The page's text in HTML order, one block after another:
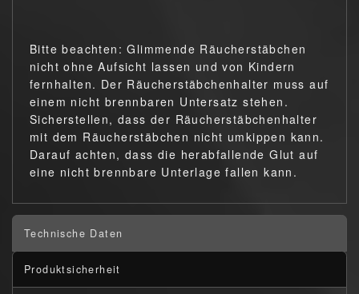
Bitte beachten: Glimmende Räucherstäbchen
nicht ohne Aufsicht lassen und von Kindern
fernhalten. Der Räucherstäbchenhalter muss auf
einem nicht brennbaren Untersatz stehen.
Sicherstellen, dass der Räucherstäbchenhalter
mit dem Räucherstäbchen nicht umkippen kann.
Darauf achten, dass die herabfallende Glut auf
eine nicht brennbare Unterlage fallen kann.
Technische Daten
Produktsicherheit